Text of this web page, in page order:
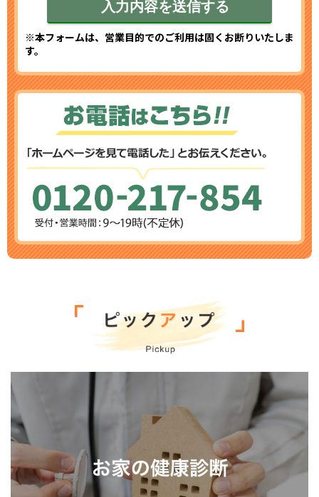
※本フォームは、営業目的でのご利用は固くお断りいたしま
す。